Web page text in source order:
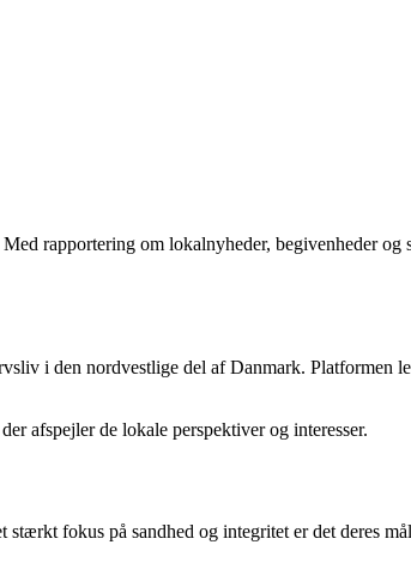
rapportering om lokalnyheder, begivenheder
i den nordvestlige del af Danmark. Platformen
afspejler de lokale perspektiver og interesser.
fokus på sandhed og integritet er det deres